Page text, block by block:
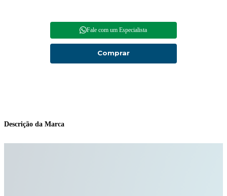
Fale com um Especialista
Comprar
Descrição da Marca